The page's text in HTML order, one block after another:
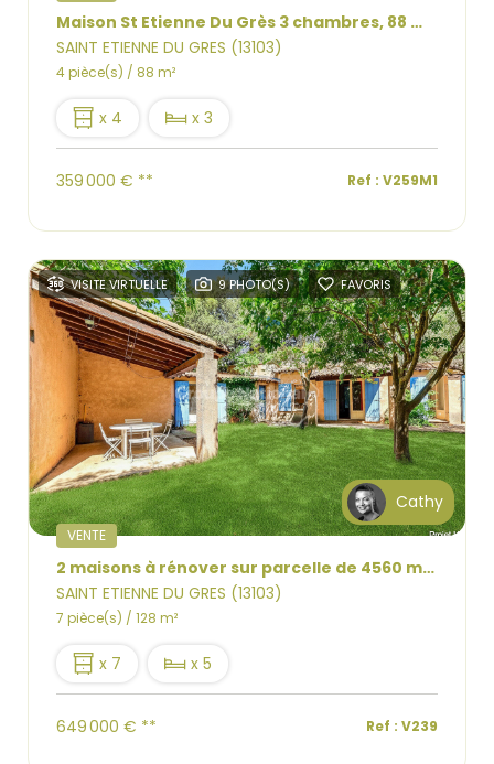
Maison St Etienne Du Grès 3 chambres, 88 m2, terrasse, jardin, 2 parking
SAINT ETIENNE DU GRES (13103)
4 pièce(s) / 88 m²
x 4 x 3
359 000 € ** Ref : V259M1
VISITE VIRTUELLE 9 PHOTO(S) FAVORIS
Cathy
VENTE
2 maisons à rénover sur parcelle de 4560 m2. Emplacement idéal
SAINT ETIENNE DU GRES (13103)
7 pièce(s) / 128 m²
x 7 x 5
649 000 € ** Ref : V239